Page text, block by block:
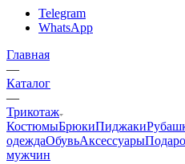
Telegram
WhatsApp
Главная
—
Каталог
—
Трикотаж
КостюмыБрюкиПиджаки
одеждаОбувьАксессуары
мужчин